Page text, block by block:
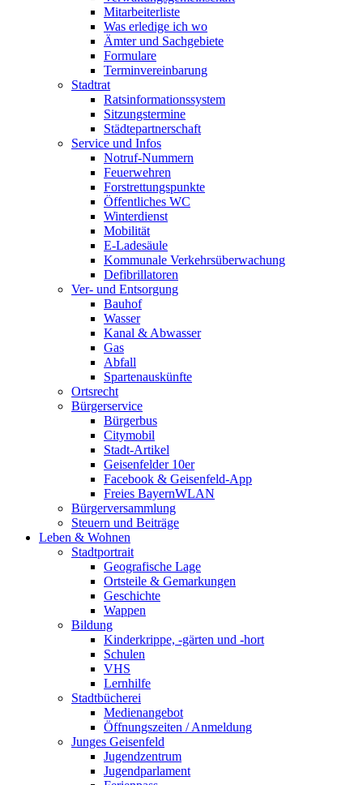
Mitarbeiterliste
Was erledige ich wo
Ämter und Sachgebiete
Formulare
Terminvereinbarung
Stadtrat
Ratsinformationssystem
Sitzungstermine
Städtepartnerschaft
Service und Infos
Notruf-Nummern
Feuerwehren
Forstrettungspunkte
Öffentliches WC
Winterdienst
Mobilität
E-Ladesäule
Kommunale Verkehrsüberwachung
Defibrillatoren
Ver- und Entsorgung
Bauhof
Wasser
Kanal & Abwasser
Gas
Abfall
Spartenauskünfte
Ortsrecht
Bürgerservice
Bürgerbus
Citymobil
Stadt-Artikel
Geisenfelder 10er
Facebook & Geisenfeld-App
Freies BayernWLAN
Bürgerversammlung
Steuern und Beiträge
Leben & Wohnen
Stadtportrait
Geografische Lage
Ortsteile & Gemarkungen
Geschichte
Wappen
Bildung
Kinderkrippe, -gärten und -hort
Schulen
VHS
Lernhilfe
Stadtbücherei
Medienangebot
Öffnungszeiten / Anmeldung
Junges Geisenfeld
Jugendzentrum
Jugendparlament